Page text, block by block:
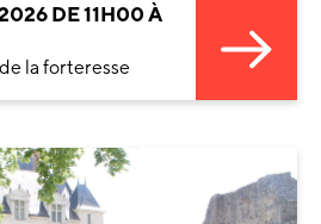
DE 11H00 À
la forteresse